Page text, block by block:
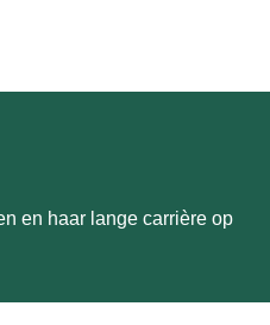
en haar lange carrière op